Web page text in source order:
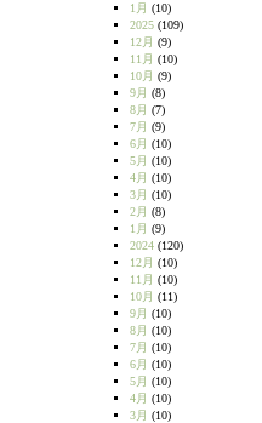
1月 (10)
2025 (109)
12月 (9)
11月 (10)
10月 (9)
9月 (8)
8月 (7)
7月 (9)
6月 (10)
5月 (10)
4月 (10)
3月 (10)
2月 (8)
1月 (9)
2024 (120)
12月 (10)
11月 (10)
10月 (11)
9月 (10)
8月 (10)
7月 (10)
6月 (10)
5月 (10)
4月 (10)
3月 (10)